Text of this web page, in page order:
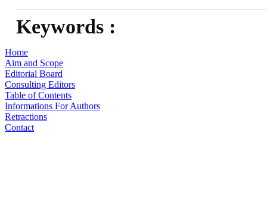
Keywords :
Home
Aim and Scope
Editorial Board
Consulting Editors
Table of Contents
Informations For Authors
Retractions
Contact